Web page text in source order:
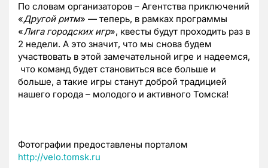
По словам организаторов – Агентства приключений
«Другой ритм» — теперь, в рамках программы
«Лига городских игр», квесты будут проходить раз в
2 недели. А это значит, что мы снова будем
участвовать в этой замечательной игре и надеемся,
что команд будет становиться все больше и
больше, а такие игры станут доброй традицией
нашего города – молодого и активного Томска!
Фотографии предоставлены порталом
http://velo.tomsk.ru